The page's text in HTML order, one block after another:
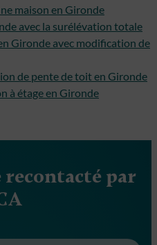
maison en Gironde
avec la surélévation totale
Gironde avec modification de
de pente de toit en Gironde
à étage en Gironde
recontacté par